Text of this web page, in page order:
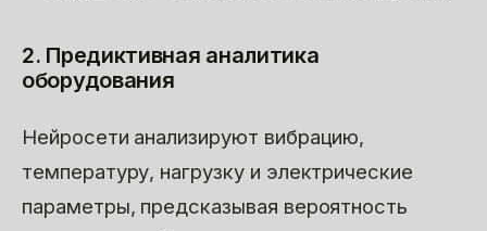
2. Предиктивная аналитика
оборудования
Нейросети анализируют вибрацию,
температуру, нагрузку и электрические
параметры, предсказывая вероятность